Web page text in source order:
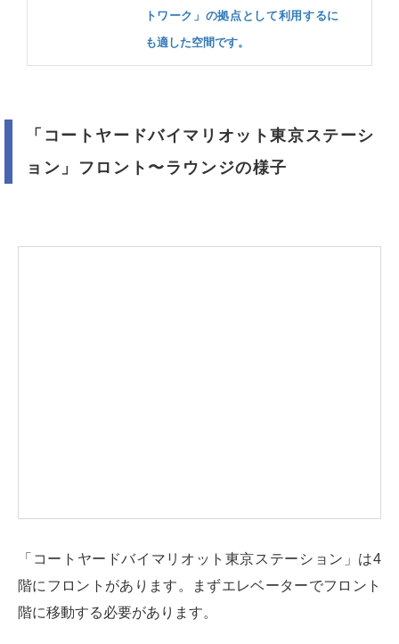
トワーク」の拠点として利用するに
も適した空間です。
「コートヤードバイマリオット東京ステーシ
ョン」フロント〜ラウンジの様子
「コートヤードバイマリオット東京ステーション」は4
階にフロントがあります。まずエレベーターでフロント
階に移動する必要があります。